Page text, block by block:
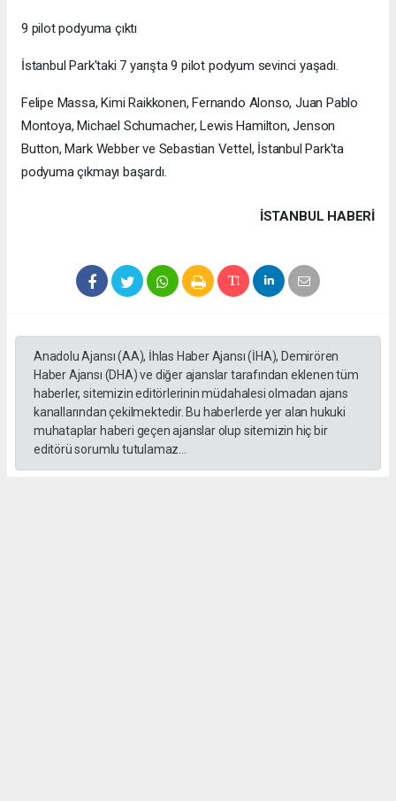
9 pilot podyuma çıktı
İstanbul Park'taki 7 yarışta 9 pilot podyum sevinci yaşadı.
Felipe Massa, Kimi Raikkonen, Fernando Alonso, Juan Pablo
Montoya, Michael Schumacher, Lewis Hamilton, Jenson
Button, Mark Webber ve Sebastian Vettel, İstanbul Park'ta
podyuma çıkmayı başardı.
İSTANBUL HABERİ
Anadolu Ajansı (AA), İhlas Haber Ajansı (İHA), Demirören
Haber Ajansı (DHA) ve diğer ajanslar tarafından eklenen tüm
haberler, sitemizin editörlerinin müdahalesi olmadan ajans
kanallarından çekilmektedir. Bu haberlerde yer alan hukuki
muhataplar haberi geçen ajanslar olup sitemizin hiç bir
editörü sorumlu tutulamaz...